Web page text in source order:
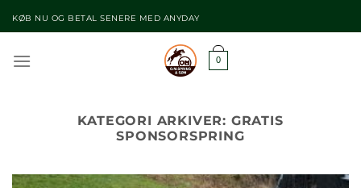
til
KØB NU OG BETAL SENERE MED ANYDAY
0
KATEGORI ARKIVER: GRATIS
SPONSORSPRING